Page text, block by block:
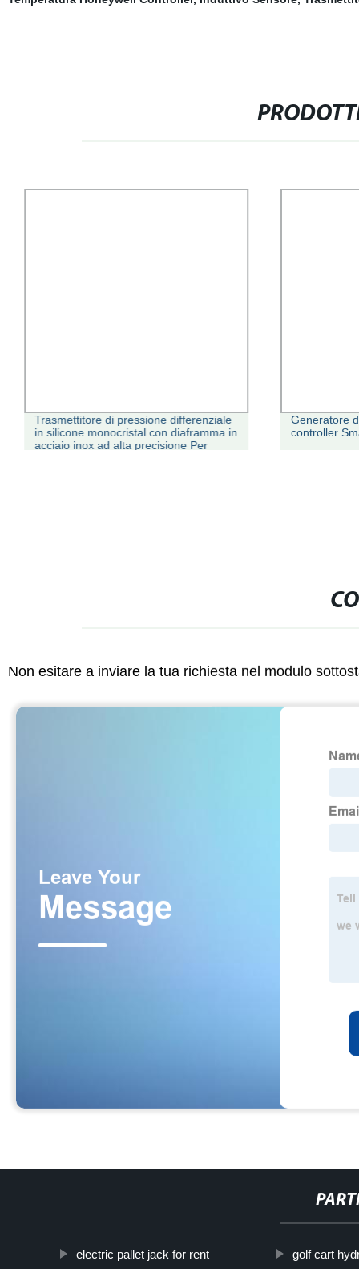
Trasmettitore di pressione differenziale
in silicone monocristal con diaframma in
acciaio inox ad alta precisione Per
Generatore
controller
Non esitare a inviare la tua richiesta nel modulo
electric pallet jack for rent golf cart